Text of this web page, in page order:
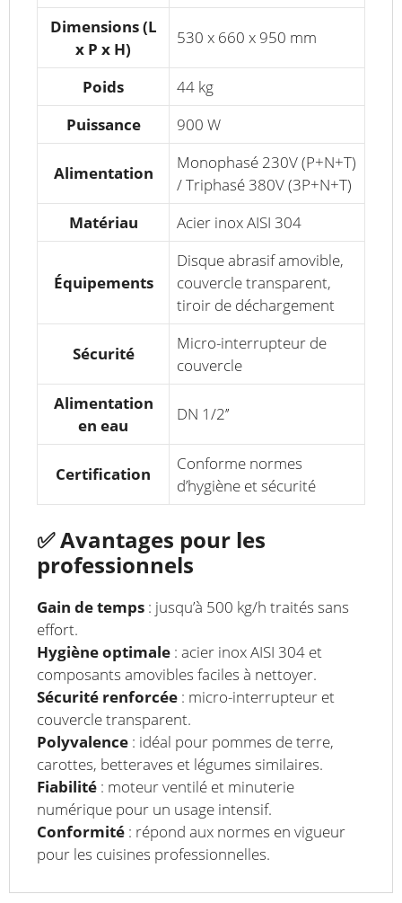
Dimensions (L
x P x H)
530 x 660 x 950 mm
Poids
44 kg
Puissance
900 W
Alimentation
Monophasé 230V (P+N+T)
/ Triphasé 380V (3P+N+T)
Matériau
Acier inox AISI 304
Équipements
Disque abrasif amovible,
couvercle transparent,
tiroir de déchargement
Sécurité
Micro-interrupteur de
couvercle
Alimentation
en eau
DN 1/2’’
Certification
Conforme normes
d’hygiène et sécurité
✅Avantages pour les
professionnels
Gain de temps : jusqu’à 500 kg/h traités sans
effort.
Hygiène optimale : acier inox AISI 304 et
composants amovibles faciles à nettoyer.
Sécurité renforcée : micro-interrupteur et
couvercle transparent.
Polyvalence : idéal pour pommes de terre,
carottes, betteraves et légumes similaires.
Fiabilité : moteur ventilé et minuterie
numérique pour un usage intensif.
Conformité : répond aux normes en vigueur
pour les cuisines professionnelles.